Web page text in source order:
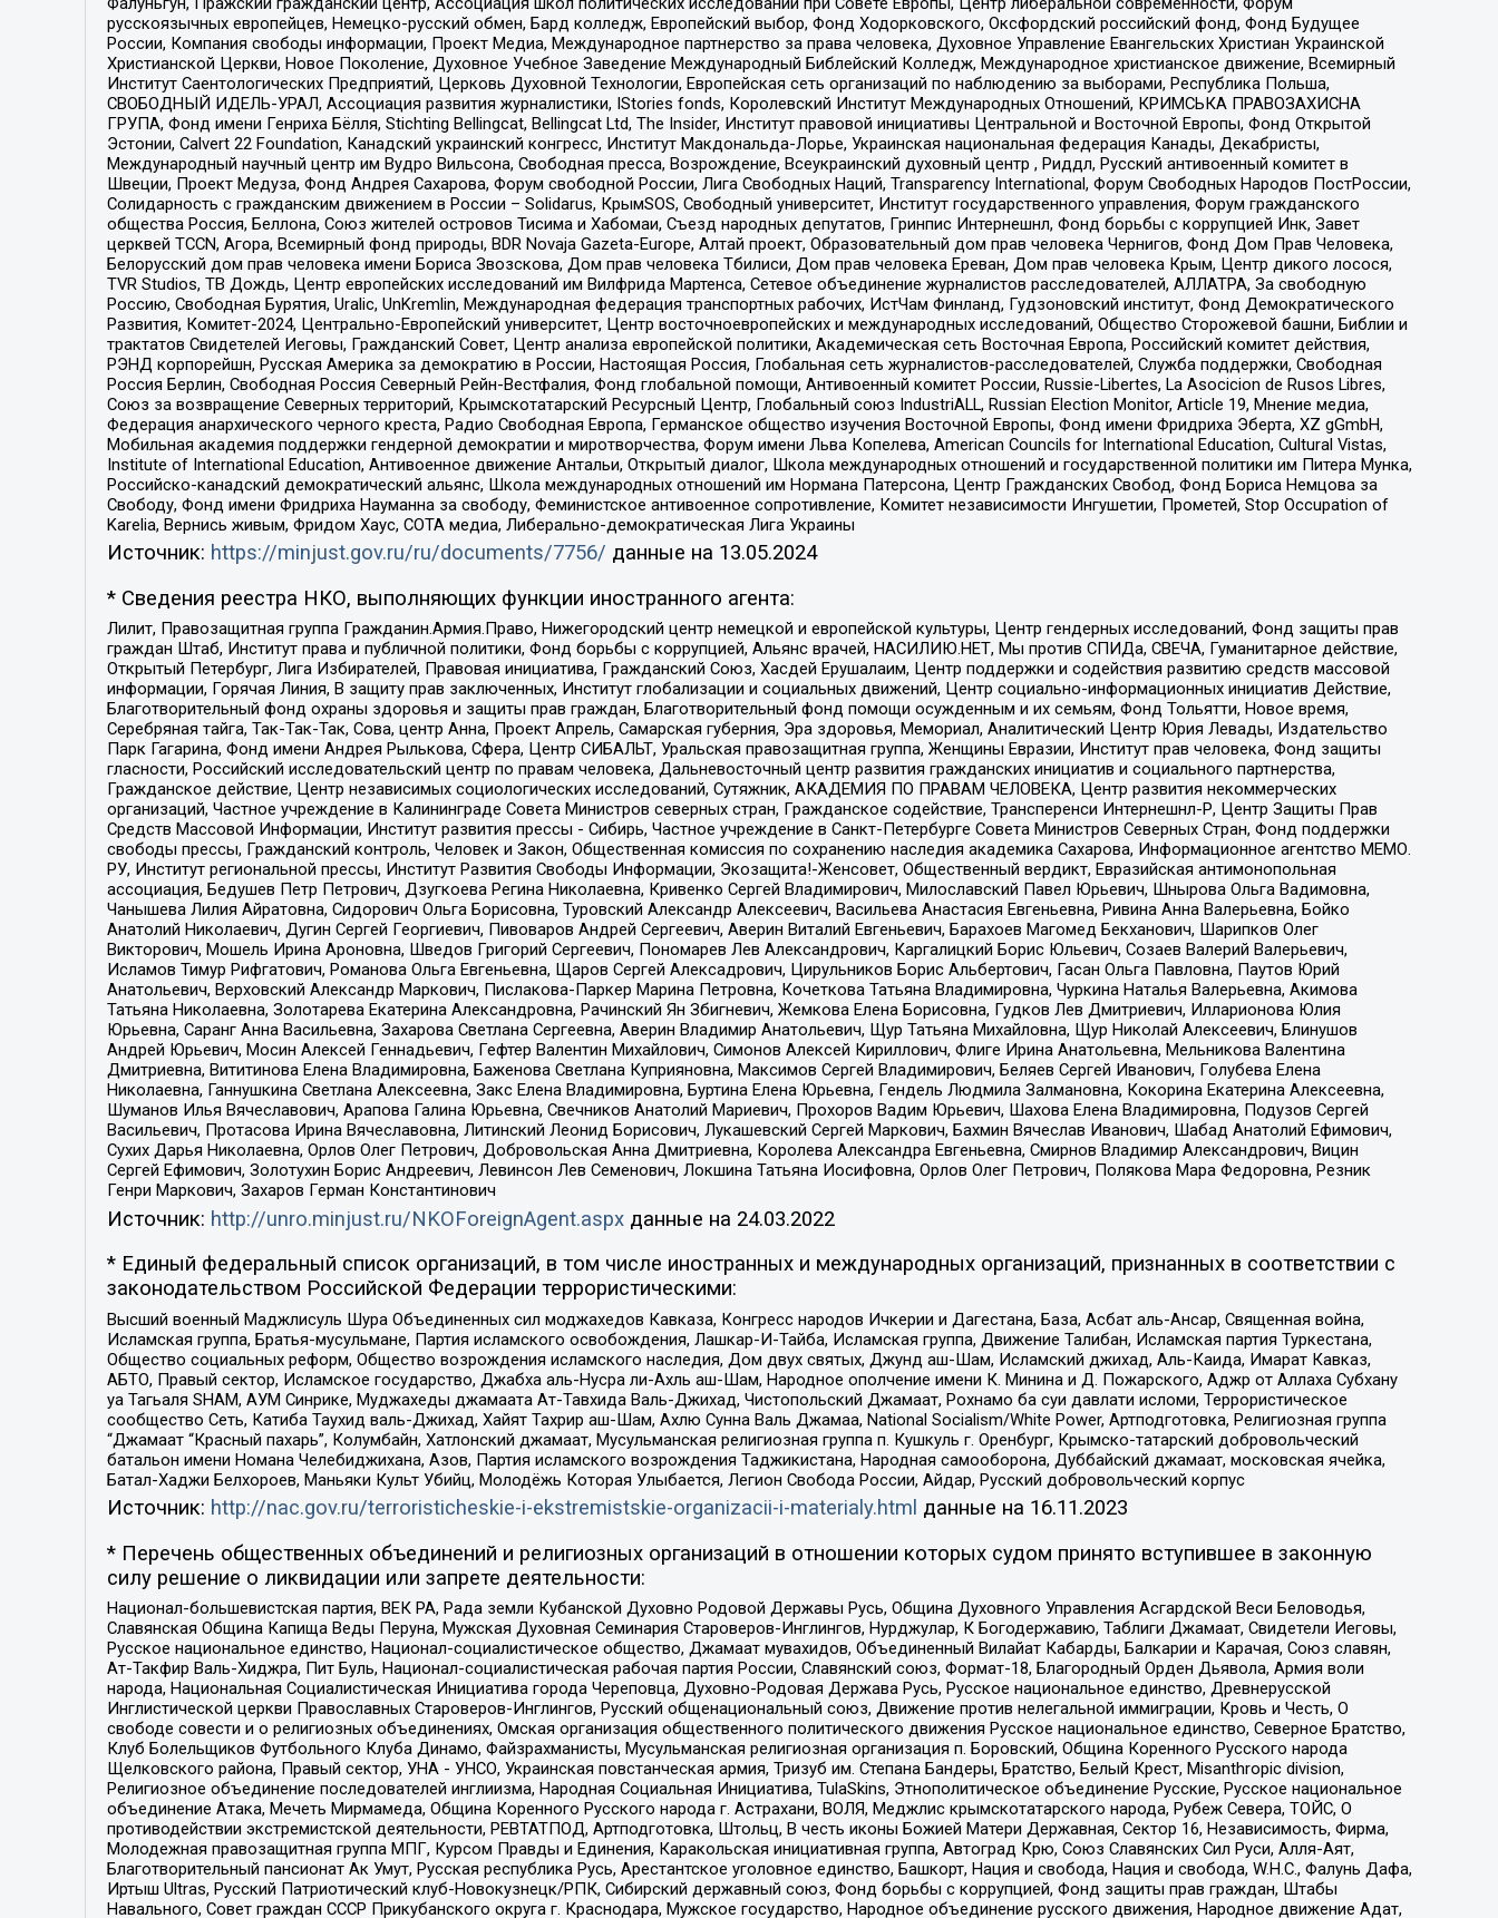
русскоязычных европейцев, Немецко-русский обмен, Бард колледж, Европейский выбор, Фонд Ходорковского, Оксфордский российский фонд, Фонд Будущее
России, Компания свободы информации, Проект Медиа, Международное партнерство за права человека, Духовное Управление Евангельских Христиан Украинской
Христианской Церкви, Новое Поколение, Духовное Учебное Заведение Международный Библейский Колледж, Международное христианское движение, Всемирный
Институт Саентологических Предприятий, Церковь Духовной Технологии, Европейская сеть организаций по наблюдению за выборами, Республика Польша,
СВОБОДНЫЙ ИДЕЛЬ-УРАЛ, Ассоциация развития журналистики, IStories fonds, Королевский Институт Международных Отношений, КРИМСЬКА ПРАВОЗАХИСНА
ГРУПА, Фонд имени Генриха Бёлля, Stichting Bellingcat, Bellingcat Ltd, The Insider, Институт правовой инициативы Центральной и Восточной Европы, Фонд Открытой
Эстонии, Calvert 22 Foundation, Канадский украинский конгресс, Институт Макдональда-Лорье, Украинская национальная федерация Канады, Декабристы,
Международный научный центр им Вудро Вильсона, Свободная пресса, Возрождение, Всеукраинский духовный центр , Риддл, Русский антивоенный комитет в
Швеции, Проект Медуза, Фонд Андрея Сахарова, Форум свободной России, Лига Свободных Наций, Transparеncy International, Форум Свободных Народов ПостРоссии,
Солидарность с гражданским движением в России – Solidarus, КрымSOS, Свободный университет, Институт государственного управления, Форум гражданского
общества Россия, Беллона, Союз жителей островов Тисима и Хабомаи, Съезд народных депутатов, Гринпис Интернешнл, Фонд борьбы с коррупцией Инк, Завет
церквей TCCN, Агора, Всемирный фонд природы, BDR Novaja Gazeta-Europe, Алтай проект, Образовательный дом прав человека Чернигов, Фонд Дом Прав Человека,
Белорусский дом прав человека имени Бориса Звозскова, Дом прав человека Тбилиси, Дом прав человека Ереван, Дом прав человека Крым, Центр дикого лосося,
TVR Studios, ТВ Дождь, Центр европейских исследований им Вилфрида Мартенса, Сетевое объединение журналистов расследователей, АЛЛАТРА, За свободную
Россию, Свободная Бурятия, Uralic, UnKremlin, Международная федерация транспортных рабочих, ИстЧам Финланд, Гудзоновский институт, Фонд Демократического
Развития, Комитет-2024, Центрально-Европейский университет, Центр восточноевропейских и международных исследований, Общество Сторожевой башни, Библии и
трактатов Свидетелей Иеговы, Гражданский Совет, Центр анализа европейской политики, Академическая сеть Восточная Европа, Российский комитет действия,
РЭНД корпорейшн, Русская Америка за демократию в России, Настоящая Россия, Глобальная сеть журналистов-расследователей, Служба поддержки, Свободная
Россия Берлин, Свободная Россия Северный Рейн-Вестфалия, Фонд глобальной помощи, Антивоенный комитет России, Russie-Libertes, La Asocicion de Rusos Libres,
Союз за возвращение Северных территорий, Крымскотатарский Ресурсный Центр, Глобальный союз IndustriALL, Russian Election Monitor, Article 19, Мнение медиа,
Федерация анархического черного креста, Радио Свободная Европа, Германское общество изучения Восточной Европы, Фонд имени Фридриха Эберта, XZ gGmbH,
Мобильная академия поддержки гендерной демократии и миротворчества, Форум имени Льва Копелева, American Councils for International Education, Cultural Vistas,
Institute of International Education, Антивоенное движение Антальи, Открытый диалог, Школа международных отношений и государственной политики им Питера Мунка,
Российско-канадский демократический альянс, Школа международных отношений им Нормана Патерсона, Центр Гражданских Свобод, Фонд Бориса Немцова за
Свободу, Фонд имени Фридриха Науманна за свободу, Феминистское антивоенное сопротивление, Комитет независимости Ингушетии, Прометей, Stop Occupation of
Karelia, Вернись живым, Фридом Хаус, СОТА медиа, Либерально-демократическая Лига Украины
Источник: https://minjust.gov.ru/ru/documents/7756/ данные на 13.05.2024
* Сведения реестра НКО, выполняющих функции иностранного агента:
Лилит, Правозащитная группа Гражданин.Армия.Право, Нижегородский центр немецкой и европейской культуры, Центр гендерных исследований, Фонд защиты прав
граждан Штаб, Институт права и публичной политики, Фонд борьбы с коррупцией, Альянс врачей, НАСИЛИЮ.НЕТ, Мы против СПИДа, СВЕЧА, Гуманитарное действие,
Открытый Петербург, Лига Избирателей, Правовая инициатива, Гражданский Союз, Хасдей Ерушалаим, Центр поддержки и содействия развитию средств массовой
информации, Горячая Линия, В защиту прав заключенных, Институт глобализации и социальных движений, Центр социально-информационных инициатив Действие,
Благотворительный фонд охраны здоровья и защиты прав граждан, Благотворительный фонд помощи осужденным и их семьям, Фонд Тольятти, Новое время,
Серебряная тайга, Так-Так-Так, Сова, центр Анна, Проект Апрель, Самарская губерния, Эра здоровья, Мемориал, Аналитический Центр Юрия Левады, Издательство
Парк Гагарина, Фонд имени Андрея Рылькова, Сфера, Центр СИБАЛЬТ, Уральская правозащитная группа, Женщины Евразии, Институт прав человека, Фонд защиты
гласности, Российский исследовательский центр по правам человека, Дальневосточный центр развития гражданских инициатив и социального партнерства,
Гражданское действие, Центр независимых социологических исследований, Сутяжник, АКАДЕМИЯ ПО ПРАВАМ ЧЕЛОВЕКА, Центр развития некоммерческих
организаций, Частное учреждение в Калининграде Совета Министров северных стран, Гражданское содействие, Трансперенси Интернешнл-Р, Центр Защиты Прав
Средств Массовой Информации, Институт развития прессы - Сибирь, Частное учреждение в Санкт-Петербурге Совета Министров Северных Стран, Фонд поддержки
свободы прессы, Гражданский контроль, Человек и Закон, Общественная комиссия по сохранению наследия академика Сахарова, Информационное агентство МЕМО.
РУ, Институт региональной прессы, Институт Развития Свободы Информации, Экозащита!-Женсовет, Общественный вердикт, Евразийская антимонопольная
ассоциация, Бедушев Петр Петрович, Дзугкоева Регина Николаевна, Кривенко Сергей Владимирович, Милославский Павел Юрьевич, Шнырова Ольга Вадимовна,
Чанышева Лилия Айратовна, Сидорович Ольга Борисовна, Туровский Александр Алексеевич, Васильева Анастасия Евгеньевна, Ривина Анна Валерьевна, Бойко
Анатолий Николаевич, Дугин Сергей Георгиевич, Пивоваров Андрей Сергеевич, Аверин Виталий Евгеньевич, Барахоев Магомед Бекханович, Шарипков Олег
Викторович, Мошель Ирина Ароновна, Шведов Григорий Сергеевич, Пономарев Лев Александрович, Каргалицкий Борис Юльевич, Созаев Валерий Валерьевич,
Исламов Тимур Рифгатович, Романова Ольга Евгеньевна, Щаров Сергей Алексадрович, Цирульников Борис Альбертович, Гасан Ольга Павловна, Паутов Юрий
Анатольевич, Верховский Александр Маркович, Пислакова-Паркер Марина Петровна, Кочеткова Татьяна Владимировна, Чуркина Наталья Валерьевна, Акимова
Татьяна Николаевна, Золотарева Екатерина Александровна, Рачинский Ян Збигневич, Жемкова Елена Борисовна, Гудков Лев Дмитриевич, Илларионова Юлия
Юрьевна, Саранг Анна Васильевна, Захарова Светлана Сергеевна, Аверин Владимир Анатольевич, Щур Татьяна Михайловна, Щур Николай Алексеевич, Блинушов
Андрей Юрьевич, Мосин Алексей Геннадьевич, Гефтер Валентин Михайлович, Симонов Алексей Кириллович, Флиге Ирина Анатольевна, Мельникова Валентина
Дмитриевна, Вититинова Елена Владимировна, Баженова Светлана Куприяновна, Максимов Сергей Владимирович, Беляев Сергей Иванович, Голубева Елена
Николаевна, Ганнушкина Светлана Алексеевна, Закс Елена Владимировна, Буртина Елена Юрьевна, Гендель Людмила Залмановна, Кокорина Екатерина Алексеевна,
Шуманов Илья Вячеславович, Арапова Галина Юрьевна, Свечников Анатолий Мариевич, Прохоров Вадим Юрьевич, Шахова Елена Владимировна, Подузов Сергей
Васильевич, Протасова Ирина Вячеславовна, Литинский Леонид Борисович, Лукашевский Сергей Маркович, Бахмин Вячеслав Иванович, Шабад Анатолий Ефимович,
Сухих Дарья Николаевна, Орлов Олег Петрович, Добровольская Анна Дмитриевна, Королева Александра Евгеньевна, Смирнов Владимир Александрович, Вицин
Сергей Ефимович, Золотухин Борис Андреевич, Левинсон Лев Семенович, Локшина Татьяна Иосифовна, Орлов Олег Петрович, Полякова Мара Федоровна, Резник
Генри Маркович, Захаров Герман Константинович
Источник: http://unro.minjust.ru/NKOForeignAgent.aspxданные на 24.03.2022
* Единый федеральный список организаций, в том числе иностранных и международных организаций, признанных в соответствии с
законодательством Российской Федерации террористическими:
Высший военный Маджлисуль Шура Объединенных сил моджахедов Кавказа, Конгресс народов Ичкерии и Дагестана, База, Асбат аль-Ансар, Священная война,
Исламская группа, Братья-мусульмане, Партия исламского освобождения, Лашкар-И-Тайба, Исламская группа, Движение Талибан, Исламская партия Туркестана,
Общество социальных реформ, Общество возрождения исламского наследия, Дом двух святых, Джунд аш-Шам, Исламский джихад, Аль-Каида, Имарат Кавказ,
АБТО, Правый сектор, Исламское государство, Джабха аль-Нусра ли-Ахль аш-Шам, Народное ополчение имени К. Минина и Д. Пожарского, Аджр от Аллаха Субхану
уа Тагьаля SHAM, АУМ Синрике, Муджахеды джамаата Ат-Тавхида Валь-Джихад, Чистопольский Джамаат, Рохнамо ба суи давлати исломи, Террористическое
сообщество Сеть, Катиба Таухид валь-Джихад, Хайят Тахрир аш-Шам, Ахлю Сунна Валь Джамаа, National Socialism/White Power, Артподготовка, Религиозная группа
“Джамаат “Красный пахарь”, Колумбайн, Хатлонский джамаат, Мусульманская религиозная группа п. Кушкуль г. Оренбург, Крымско-татарский добровольческий
батальон имени Номана Челебиджихана, Азов, Партия исламского возрождения Таджикистана, Народная самооборона, Дуббайский джамаат, московская ячейка,
Батал-Хаджи Белхороев, Маньяки Культ Убийц, Молодёжь Которая Улыбается, Легион Свобода России, Айдар, Русский добровольческий корпус
Источник: http://nac.gov.ru/terroristicheskie-i-ekstremistskie-organizacii-i-materialy.html данные на 16.11.2023
* Перечень общественных объединений и религиозных организаций в отношении которых судом принято вступившее в законную
силу решение о ликвидации или запрете деятельности:
Национал-большевистская партия, ВЕК РА, Рада земли Кубанской Духовно Родовой Державы Русь, Община Духовного Управления Асгардской Веси Беловодья,
Славянская Община Капища Веды Перуна, Мужская Духовная Семинария Староверов-Инглингов, Нурджулар, К Богодержавию, Таблиги Джамаат, Свидетели Иеговы,
Русское национальное единство, Национал-социалистическое общество, Джамаат мувахидов, Объединенный Вилайат Кабарды, Балкарии и Карачая, Союз славян,
Ат-Такфир Валь-Хиджра, Пит Буль, Национал-социалистическая рабочая партия России, Славянский союз, Формат-18, Благородный Орден Дьявола, Армия воли
народа, Национальная Социалистическая Инициатива города Череповца, Духовно-Родовая Держава Русь, Русское национальное единство, Древнерусской
Инглистической церкви Православных Староверов-Инглингов, Русский общенациональный союз, Движение против нелегальной иммиграции, Кровь и Честь, О
свободе совести и о религиозных объединениях, Омская организация общественного политического движения Русское национальное единство, Северное Братство,
Клуб Болельщиков Футбольного Клуба Динамо, Файзрахманисты, Мусульманская религиозная организация п. Боровский, Община Коренного Русского народа
Щелковского района, Правый сектор, УНА - УНСО, Украинская повстанческая армия, Тризуб им. Степана Бандеры, Братство, Белый Крест, Misanthropic division,
Религиозное объединение последователей инглиизма, Народная Социальная Инициатива, TulaSkins, Этнополитическое объединение Русские, Русское национальное
объединение Атака, Мечеть Мирмамеда, Община Коренного Русского народа г. Астрахани, ВОЛЯ, Меджлис крымскотатарского народа, Рубеж Севера, ТОЙС, О
противодействии экстремистской деятельности, РЕВТАТПОД, Артподготовка, Штольц, В честь иконы Божией Матери Державная, Сектор 16, Независимость, Фирма,
Молодежная правозащитная группа МПГ, Курсом Правды и Единения, Каракольская инициативная группа, Автоград Крю, Союз Славянских Сил Руси, Алля-Аят,
Благотворительный пансионат Ак Умут, Русская республика Русь, Арестантское уголовное единство, Башкорт, Нация и свобода, Нация и свобода, W.H.С., Фалунь Дафа,
Иртыш Ultras, Русский Патриотический клуб-Новокузнецк/РПК, Сибирский державный союз, Фонд борьбы с коррупцией, Фонд защиты прав граждан, Штабы
Навального, Совет граждан СССР Прикубанского округа г. Краснодара, Мужское государство, Народное объединение русского движения, Народное движение Адат,